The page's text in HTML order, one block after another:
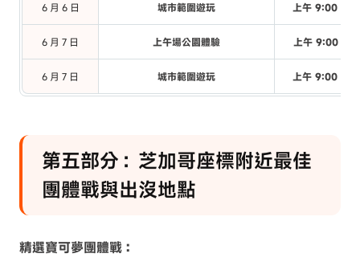
6 月 6 日 城市範圍遊玩 上午 9:00 –
6 月 7 日 上午場公園體驗 上午 9:00 –
6 月 7 日 城市範圍遊玩 上午 9:00 –
第五部分：芝加哥座標附近最佳
團體戰與出沒地點
精選寶可夢團體戰：